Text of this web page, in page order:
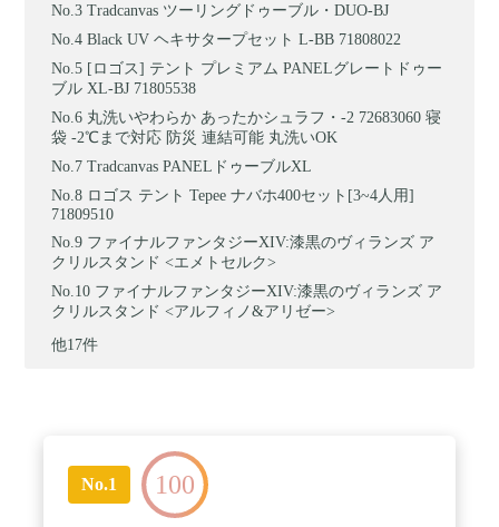
Tradcanvas ツーリングドゥーブル・DUO-BJ
Black UV ヘキサタープセット L-BB 71808022
[ロゴス] テント プレミアム PANELグレートドゥー
ブル XL-BJ 71805538
丸洗いやわらか あったかシュラフ・-2 72683060 寝
袋 -2℃まで対応 防災 連結可能 丸洗いOK
Tradcanvas PANELドゥーブルXL
ロゴス テント Tepee ナバホ400セット[3~4人用]
71809510
ファイナルファンタジーXIV:漆黒のヴィランズ ア
クリルスタンド <エメトセルク>
ファイナルファンタジーXIV:漆黒のヴィランズ ア
クリルスタンド <アルフィノ&アリゼー>
他17件
No.1 100